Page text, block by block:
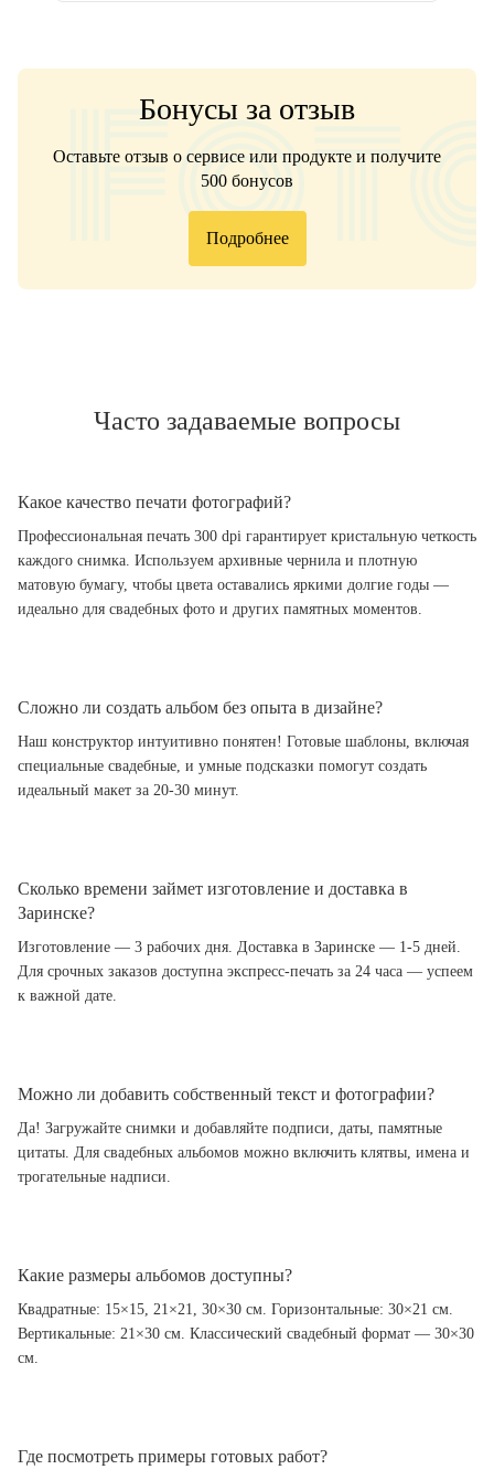
Бонусы за отзыв
Оставьте отзыв о сервисе или продукте и получите
500 бонусов
Подробнее
Часто задаваемые вопросы
Какое качество печати фотографий?
Профессиональная печать 300 dpi гарантирует кристальную четкость
каждого снимка. Используем архивные чернила и плотную
матовую бумагу, чтобы цвета оставались яркими долгие годы —
идеально для свадебных фото и других памятных моментов.
Сложно ли создать альбом без опыта в дизайне?
Наш конструктор интуитивно понятен! Готовые шаблоны, включая
специальные свадебные, и умные подсказки помогут создать
идеальный макет за 20-30 минут.
Сколько времени займет изготовление и доставка в
Заринске?
Изготовление — 3 рабочих дня. Доставка в Заринске — 1-5 дней.
Для срочных заказов доступна экспресс-печать за 24 часа — успеем
к важной дате.
Можно ли добавить собственный текст и фотографии?
Да! Загружайте снимки и добавляйте подписи, даты, памятные
цитаты. Для свадебных альбомов можно включить клятвы, имена и
трогательные надписи.
Какие размеры альбомов доступны?
Квадратные: 15×15, 21×21, 30×30 см. Горизонтальные: 30×21 см.
Вертикальные: 21×30 см. Классический свадебный формат — 30×30
см.
Где посмотреть примеры готовых работ?